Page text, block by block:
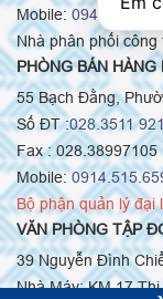
Mobile:
Nhà phân phối công
PHÒNG BÁN HÀNG
55 Bạch Đằng,
Số ĐT :028.3511
Fax : 028.38997105
Mobile:
Bộ phận quản lý đại
VĂN PHÒNG TẬP
39 Nguyễn Đình
Nhà Máy: KM 17